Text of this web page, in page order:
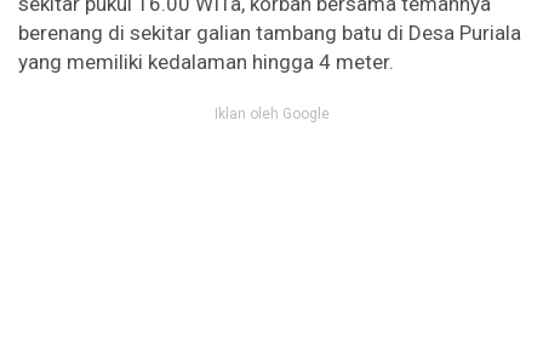
berenang di sekitar galian tambang batu di Desa Puriala
yang memiliki kedalaman hingga 4 meter.
Iklan oleh Google